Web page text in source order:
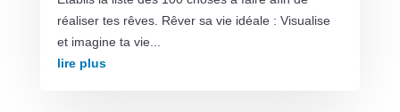
réaliser tes rêves. Rêver sa vie idéale : Visualise
et imagine ta vie...
lire plus